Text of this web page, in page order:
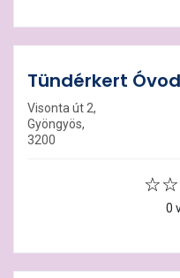
Tündérkert
Visonta út 2,
Gyöngyös,
3200
0